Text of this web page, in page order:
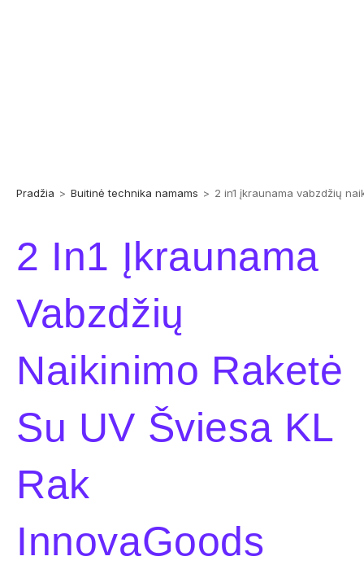
Pradžia > Buitinė technika namams > 2 in1 įkraunama vabzdžių
2 In1 Įkraunama
Vabzdžių
Naikinimo Raketė
Su UV Šviesa KL
Rak
InnovaGoods